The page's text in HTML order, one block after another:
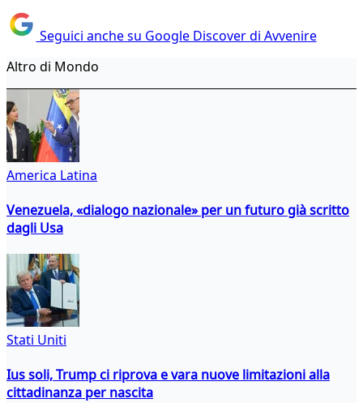
Seguici anche su Google Discover di Avvenire
Altro di Mondo
America Latina
Venezuela, «dialogo nazionale» per un futuro già scritto
dagli Usa
Stati Uniti
Ius soli, Trump ci riprova e vara nuove limitazioni alla
cittadinanza per nascita